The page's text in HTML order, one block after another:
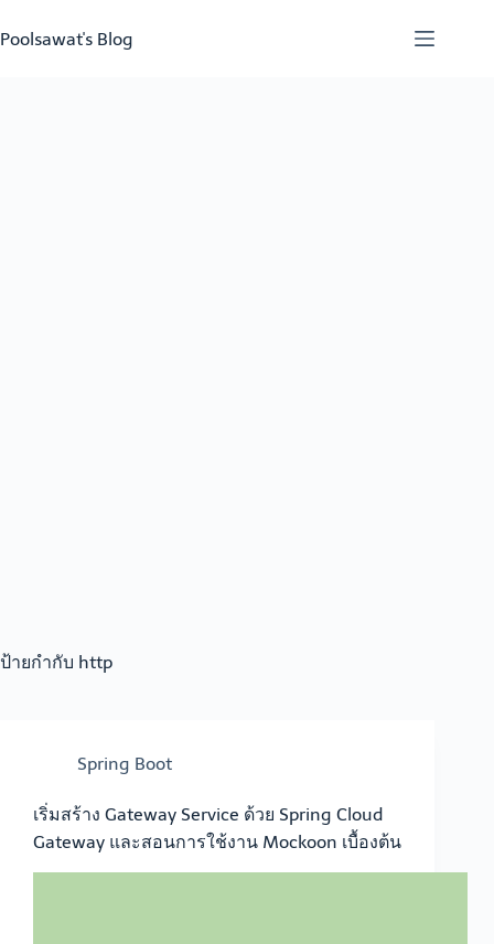
to
content
Poolsawat's Blog
ป้ายกำกับ http
Spring Boot
เริ่มสร้าง Gateway Service ด้วย Spring Cloud
Gateway และสอนการใช้งาน Mockoon เบื้องต้น